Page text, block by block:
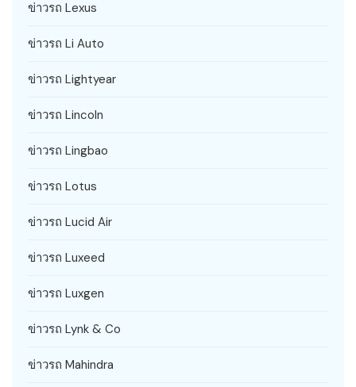
ข่าวรถ Lexus
ข่าวรถ Li Auto
ข่าวรถ Lightyear
ข่าวรถ Lincoln
ข่าวรถ Lingbao
ข่าวรถ Lotus
ข่าวรถ Lucid Air
ข่าวรถ Luxeed
ข่าวรถ Luxgen
ข่าวรถ Lynk & Co
ข่าวรถ Mahindra